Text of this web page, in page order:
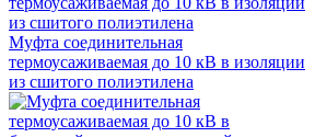
Муфта соединительная
термоусаживаемая до 10 кВ в изоляции
из сшитого полиэтилена